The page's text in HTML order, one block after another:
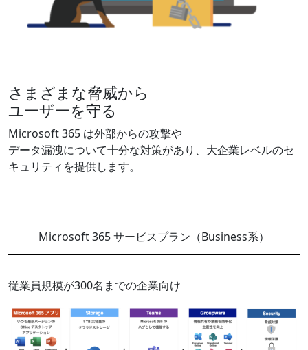
さまざまな脅威から
ユーザーを守る
Microsoft 365 は外部からの攻撃や​
データ漏洩について十分な対策があり、​大企業レベルのセ
キュリティを提供します。​
Microsoft 365 サービスプラン（Business系）
従業員規模が300名までの企業向け